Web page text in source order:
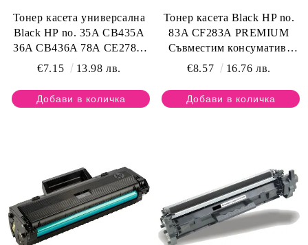
Тонер касета универсална
Black HP no. 35A CB435A
36A CB436A 78A CE278A
85A CE285A PREMIUM
стандартен капацитет 1 500
стр.
€7.15 13.98 лв.
Тонер касета Black HP no.
83A CF283A PREMIUM
Съвместим консуматив,
стандартен капацитет 1 500
€8.57 16.76 лв.